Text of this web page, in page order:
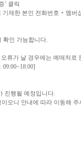
’ 클릭
기재한 본인 전화번호 + 멤버
확인 가능합니다.
류가 날 경우에는 예매처로
: 09:00~18:00]
진행될 예정입니다.
오니 안내에 따라 이동해